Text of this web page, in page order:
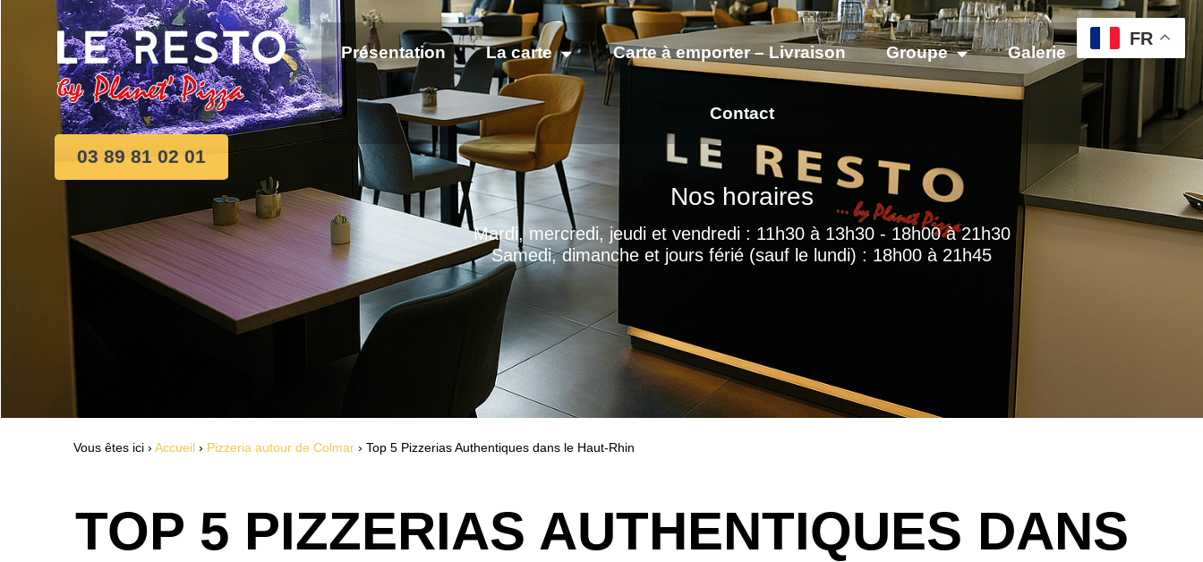
03 89 81 02 01
Présentation La carte Carte à emporter – Livraison Groupe Galerie Avis
Contact
Nos horaires
Mardi, mercredi, jeudi et vendredi : 11h30 à 13h30 - 18h00 à 21h30
Samedi, dimanche et jours férié (sauf le lundi) : 18h00 à 21h45
Vous êtes ici › Accueil › Pizzeria autour de Colmar › Top 5 Pizzerias Authentiques dans le Haut-Rhin
TOP 5 PIZZERIAS AUTHENTIQUES DANS
FR